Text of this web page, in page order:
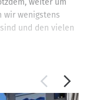
wir wenigstens
und den vielen
aus Hochschul-
für die